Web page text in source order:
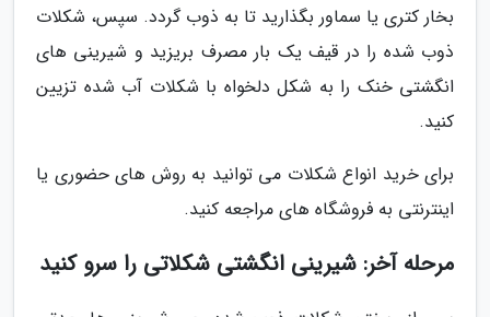
بخار کتری یا سماور بگذارید تا به ذوب گردد. سپس، شکلات
ذوب شده را در قیف یک بار مصرف بریزید و شیرینی های
انگشتی خنک را به شکل دلخواه با شکلات آب شده تزیین
کنید.
برای خرید انواع شکلات می توانید به روش های حضوری یا
اینترنتی به فروشگاه های مراجعه کنید.
مرحله آخر: شیرینی انگشتی شکلاتی را سرو کنید